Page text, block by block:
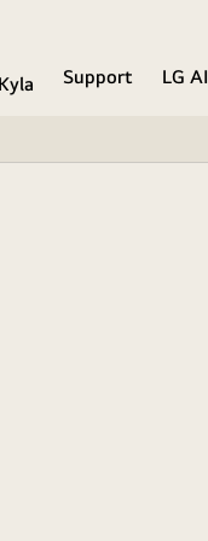
Support
LG AI